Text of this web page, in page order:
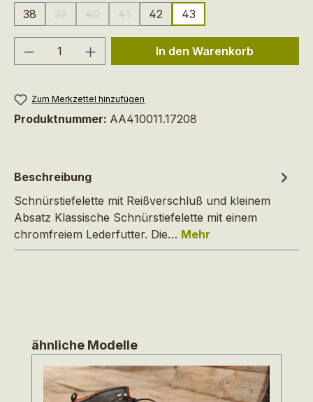
38
39
(Diese Option ist zurzeit nicht verfügbar.)
40
(Diese Option ist zurzeit nicht verfügbar.)
41
(Diese Option ist zurzeit nicht verfügbar.)
42 43
Produkt Anzahl: Gib denIn den Warenkorb
Zum Merkzettel hinzufügen
Produktnummer: AA410011.17208
Beschreibung
Schnürstiefelette mit Reißverschluß und kleinem
Absatz Klassische Schnürstiefelette mit einem
chromfreiem Lederfutter. Die… Mehr
Produktgalerie überspringen
ähnliche Modelle